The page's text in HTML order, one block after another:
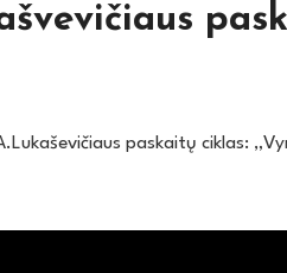
paskaitų ciklas: